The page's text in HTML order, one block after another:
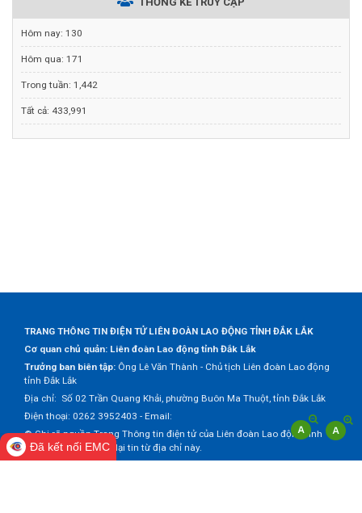
Hôm nay: 130
Hôm qua: 171
Trong tuần: 1,442
Tất cả: 433,991
TRANG THÔNG TIN ĐIỆN TỬ LIÊN ĐOÀN LAO ĐỘNG TỈNH ĐẮK LẮK
Cơ quan chủ quản: Liên đoàn Lao động tỉnh Đắk Lắk
Trưởng ban biên tập: Ông Lê Văn Thành - Chủ tịch Liên đoàn Lao động
tỉnh Đắk Lắk
Địa chỉ: Số 02 Trần Quang Khải, phường Buôn Ma Thuột, tỉnh Đắk Lắk
Điện thoại: 0262 3952403 - Email:
© Ghi rõ nguồn Trang Thông tin điện tử của Liên đoàn Lao động tỉnh
Đắk Lắk khi trích dẫn lại tin từ địa chỉ này.
Đã kết nối EMC